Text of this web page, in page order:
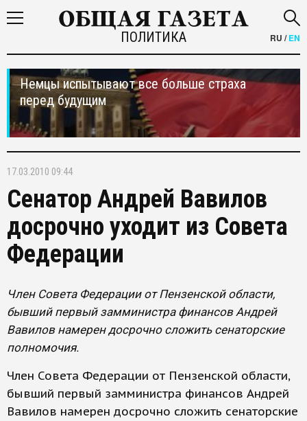
ПОЛИТИКА RU /EN
Немцы испытывают все больше страха
перед будущим
17.03.2010 09:44
Сенатор Андрей Вавилов
досрочно уходит из Совета
Федерации
Член Совета Федерации от Пензенской области,
бывший первый замминистра финансов Андрей
Вавилов намерен досрочно сложить сенаторские
полномочия.
Член Совета Федерации от Пензенской области,
бывший первый замминистра финансов Андрей
Вавилов намерен досрочно сложить сенаторские